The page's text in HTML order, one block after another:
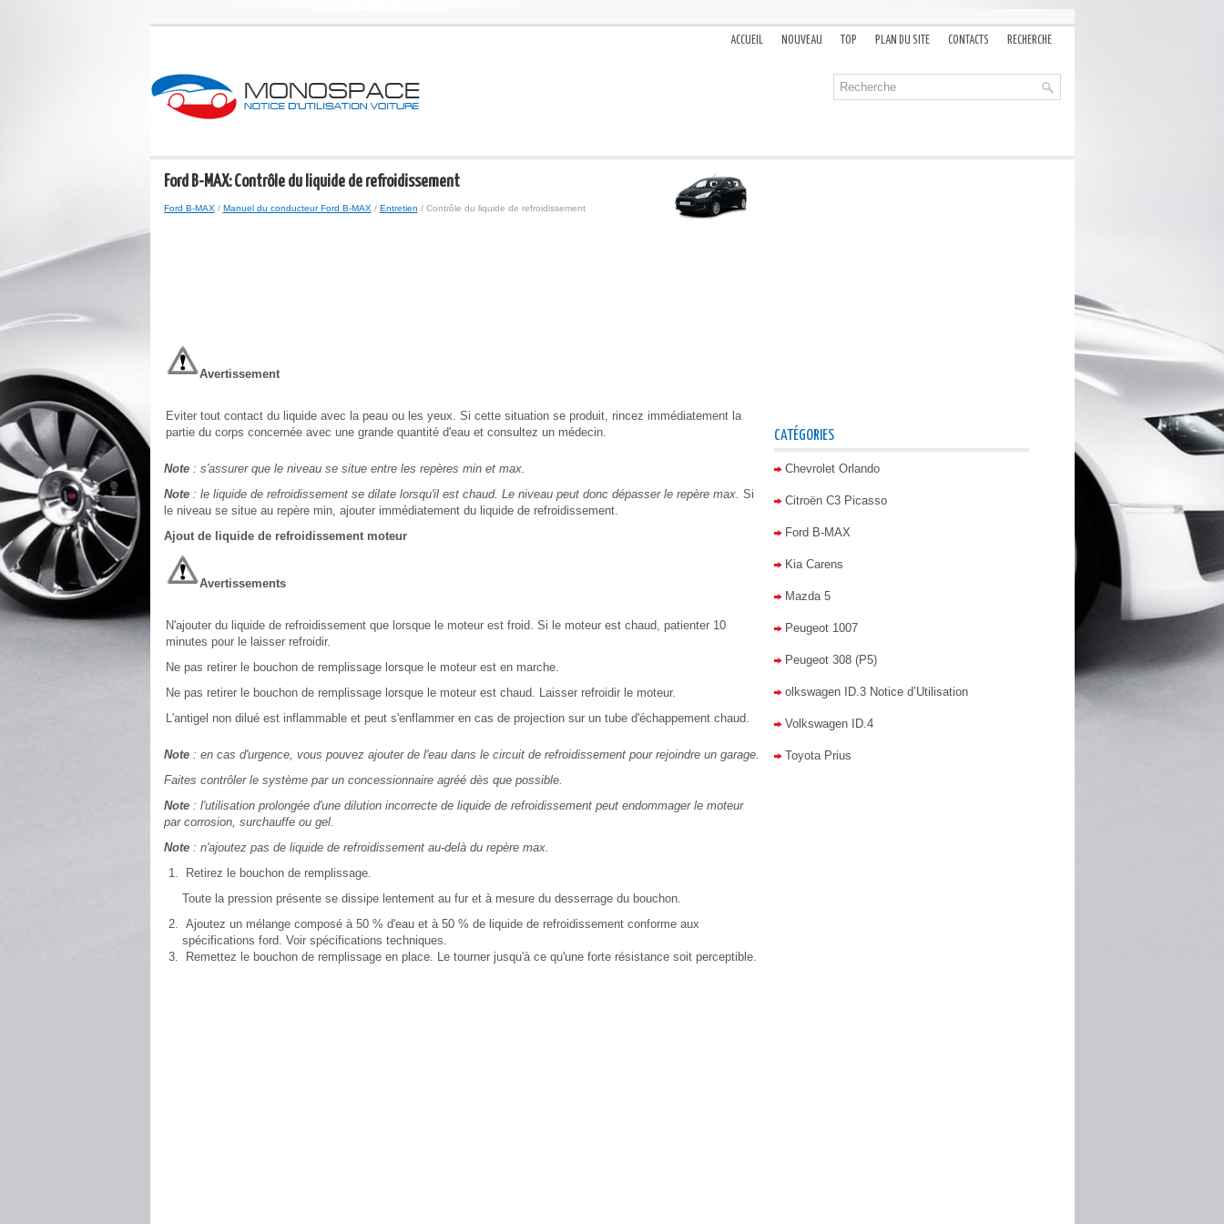
ACCUEIL NOUVEAU TOP PLAN DU SITE CONTACTS RECHERCHE
Ford B-MAX: Contrôle du liquide de refroidissement
Ford B-MAX / Manuel du conducteur Ford B-MAX / Entretien / Contrôle du liquide de refroidissement
Avertissement
Eviter tout contact du liquide avec la peau ou les yeux. Si cette situation se produit, rincez immédiatement la
partie du corps concernée avec une grande quantité d'eau et consultez un médecin.
Note: s'assurer que le niveau se situe entre les repères min et max.
Note: le liquide de refroidissement se dilate lorsqu'il est chaud. Le niveau peut donc dépasser le repère max. Si
le niveau se situe au repère min, ajouter immédiatement du liquide de refroidissement.
Ajout de liquide de refroidissement moteur
Avertissements
N'ajouter du liquide de refroidissement que lorsque le moteur est froid. Si le moteur est chaud, patienter 10
minutes pour le laisser refroidir.
Ne pas retirer le bouchon de remplissage lorsque le moteur est en marche.
Ne pas retirer le bouchon de remplissage lorsque le moteur est chaud. Laisser refroidir le moteur.
L'antigel non dilué est inflammable et peut s'enflammer en cas de projection sur un tube d'échappement chaud.
Note: en cas d'urgence, vous pouvez ajouter de l'eau dans le circuit de refroidissement pour rejoindre un garage.
Faites contrôler le système par un concessionnaire agréé dès que possible.
Note: l'utilisation prolongée d'une dilution incorrecte de liquide de refroidissement peut endommager le moteur
par corrosion, surchauffe ou gel.
Note: n'ajoutez pas de liquide de refroidissement au-delà du repère max.
Retirez le bouchon de remplissage.
Toute la pression présente se dissipe lentement au fur et à mesure du desserrage du bouchon.
Ajoutez un mélange composé à 50 % d'eau et à 50 % de liquide de refroidissement conforme aux
spécifications ford. Voir spécifications techniques.
Remettez le bouchon de remplissage en place. Le tourner jusqu'à ce qu'une forte résistance soit perceptible.
CATÉGORIES
Chevrolet Orlando
Citroën C3 Picasso
Ford B-MAX
Kia Carens
Mazda 5
Peugeot 1007
Peugeot 308 (P5)
olkswagen ID.3 Notice d’Utilisation
Volkswagen ID.4
Toyota Prius